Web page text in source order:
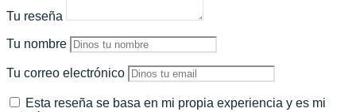
Tu reseña
Tu nombre
Tu correo electrónico
Esta reseña se basa en mi propia experiencia y es mi